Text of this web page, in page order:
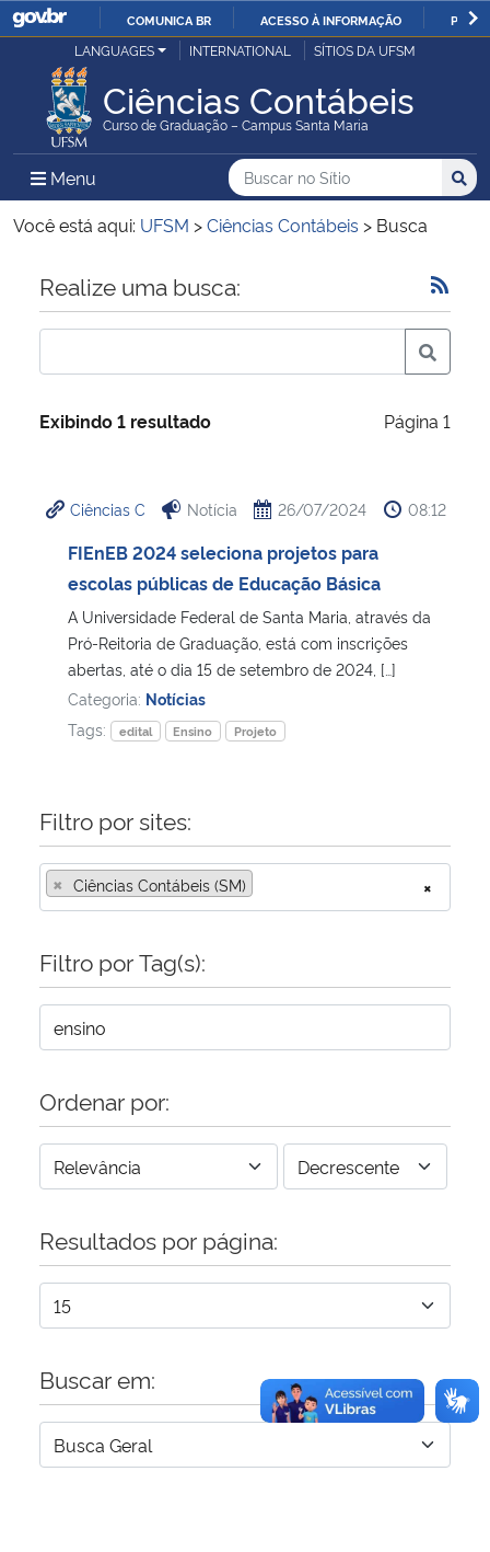
IR
O
COMUNICA BR ACESSO À INFORMAÇÃO
Ministério da Justiça e Segurança Pública
Ministério da Defesa
Ministério das Relações Exteriores
Ministério da Economia
Ministério da Infraestrutura
Ministério da Cidadania
Ministério de Minas e Energia
Ministério da Ciência, Tecnologia, Inovações e Comunicações
Ministério do Meio Ambiente
Controladoria-Geral da União
Ministério da Mulher, da Família e dos Direitos Humanos
Secretaria-Geral
Gabinete de Segurança Institucional
Banco Central do Brasil
Planalto
LANGUAGES INTERNATIONAL SÍTIOS DA UFSM
Ciências Contábeis
Curso de Graduação – Campus Santa Maria
Menu Menu Principal do Sítio
Busca
Buscar no no Sítio
Busca:
Você está aqui: UFSM >Ciências Contábeis > Busca
Início do conteúdo
Realize uma busca:
Exibindo 1 resultado Página 1
Ciências C Notícia 26/07/2024 08:12
FIEnEB 2024 seleciona projetos para
escolas públicas de Educação Básica
A Universidade Federal de Santa Maria, através da
Pró-Reitoria de Graduação, está com inscrições
abertas, até o dia 15 de setembro de 2024, […]
Categoria: Notícias
Tags:
edital Ensino Projeto
Filtro por sites:
×
× Ciências Contábeis (SM)
Filtro por Tag(s):
Ordenar por:
Resultados por página:
Buscar em: